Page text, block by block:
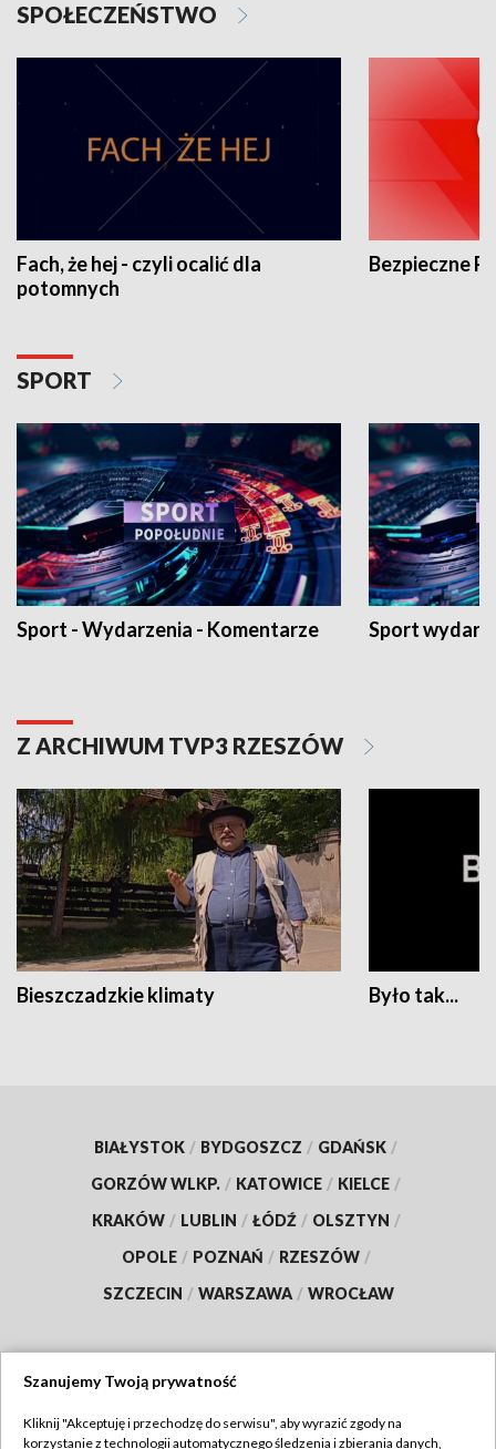
SPOŁECZEŃSTWO
Fach, że hej - czyli ocalić dla
potomnych
Bezpieczne
SPORT
Sport - Wydarzenia - Komentarze Sport
Z ARCHIWUM TVP3 RZESZÓW
Bieszczadzkie klimaty Było tak...
BIAŁYSTOK / BYDGOSZCZ / GDAŃSK /
GORZÓW WLKP. / KATOWICE / KIELCE /
KRAKÓW / LUBLIN / ŁÓDŹ / OLSZTYN /
OPOLE / POZNAŃ / RZESZÓW /
SZCZECIN / WARSZAWA / WROCŁAW
Szanujemy Twoją prywatność
Kliknij "Akceptuję i przechodzę do serwisu", aby wyrazić zgody na
korzystanie z technologii automatycznego śledzenia i zbierania danych,